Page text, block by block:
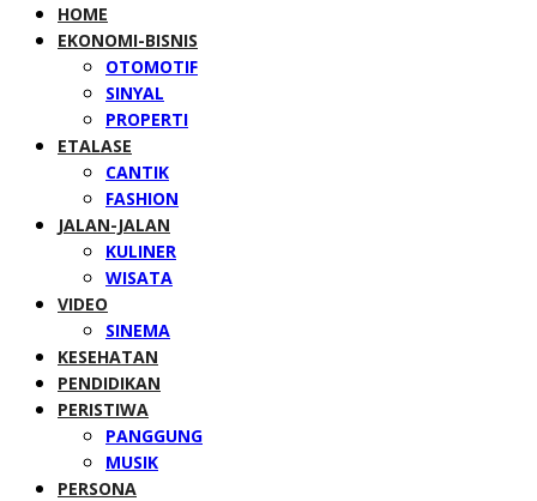
HOME
EKONOMI-BISNIS
OTOMOTIF
SINYAL
PROPERTI
ETALASE
CANTIK
FASHION
JALAN-JALAN
KULINER
WISATA
VIDEO
SINEMA
KESEHATAN
PENDIDIKAN
PERISTIWA
PANGGUNG
MUSIK
PERSONA